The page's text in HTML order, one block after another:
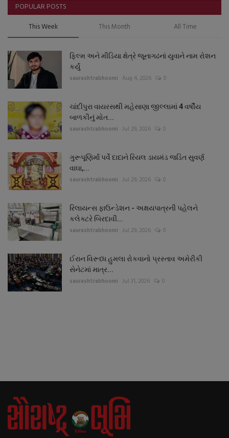
POPULAR POSTS
This Week This Month All Time
ફિલ્મ અને મીડિયા ક્ષેત્રે જૂનાગઢનાં યુવાને નામ રોશન
કર્યું
saurashtrabhoomi Aug 4, 2026 0
ચાંદીપુરા વાયરસથી મહેસાણા જીલ્લામાં 4 વર્ષીય
બાળકીનું મોત...
saurashtrabhoomi Jul 29, 2026 0
ગુરૂપૂણિર્માં પર્વે દાદાને રિયલ ડાયમંડ જડિત સુવર્ણ
વાઘા,...
saurashtrabhoomi Jul 29, 2026 0
રિલાયન્સ ફાઉન્ડેશન - અક્ષયપાત્રની પહેલને
કલેક્ટરે બિરદાવી...
saurashtrabhoomi Jul 29, 2026 0
ઈરાન વિરૂધ્ધ હુમલા રોકવાનો પ્રસ્તાવ અમેરીકી
સેનેટમાં માત્ર...
saurashtrabhoomi Jul 31, 2026 0